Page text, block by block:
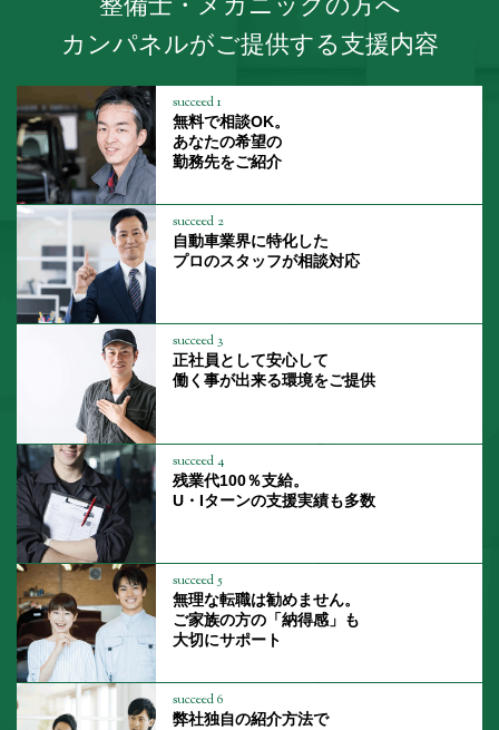
カンパネルがご提供する支援内容
succeed 1
無料で相談OK。
あなたの希望の
勤務先をご紹介
succeed 2
自動車業界に特化した
プロのスタッフが相談対応
succeed 3
正社員として安心して
働く事が出来る環境をご提供
succeed 4
残業代100％支給。
U・Iターンの支援実績も多数
succeed 5
無理な転職は勧めません。
ご家族の方の「納得感」も
大切にサポート
succeed 6
弊社独自の紹介方法で